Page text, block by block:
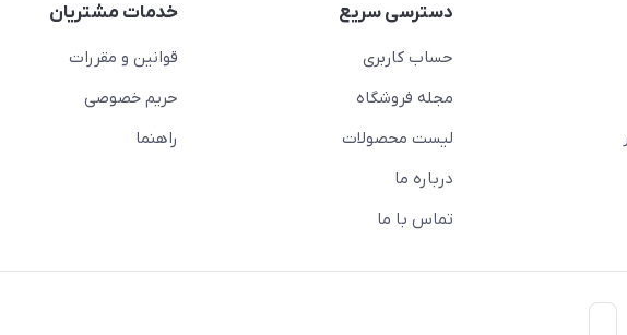
دسترسی سریع
حساب کاربری
مجله فروشگاه
لیست محصولات
درباره ما
تماس با ما
خدمات مشتریان
قوانین و مقررات
حریم خصوصی
راهنما